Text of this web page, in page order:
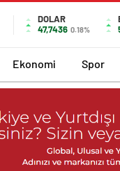
DOLAR
47,7436 0.18%
Ekonomi Spor